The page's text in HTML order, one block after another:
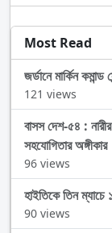
Most Read
জর্ডানে মার্কিন কমান্ড
121 views
বাসস দেশ-৫৪ :
সহযোগিতার অঙ্গীকার
96 views
হাইতিকে তিন
90 views